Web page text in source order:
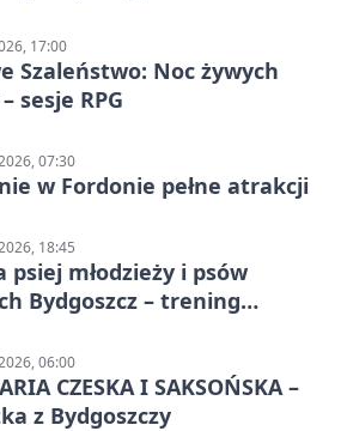
17:00
Szaleństwo: Noc żywych
sesje RPG
07:30
w Fordonie pełne atrakcji
18:45
psiej młodzieży i psów
Bydgoszcz – trening
06:00
CZESKA I SAKSOŃSKA –
z Bydgoszczy